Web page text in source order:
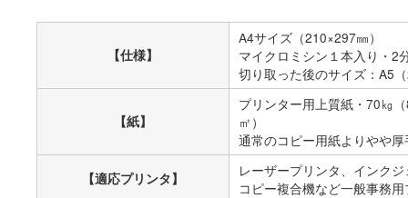
【仕様】
A4サイズ（210×297㎜）
マイクロミシン１本入り・2
切り取った後のサイズ：A5
【紙】
プリンター用上質紙・70㎏
㎡）
通常のコピー用紙よりやや厚
【適応プリンタ】
レーザープリンタ、インク
コピー複合機など一般事務